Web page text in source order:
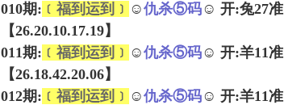
010期: ﹝福到运到﹞ ☺仇杀⑤码☺ 开:兔27准
【26.20.10.17.19】
011期: ﹝福到运到﹞ ☺仇杀⑤码☺ 开:羊11准
【26.18.42.20.06】
012期: ﹝福到运到﹞ ☺仇杀⑤码☺ 开:羊11准